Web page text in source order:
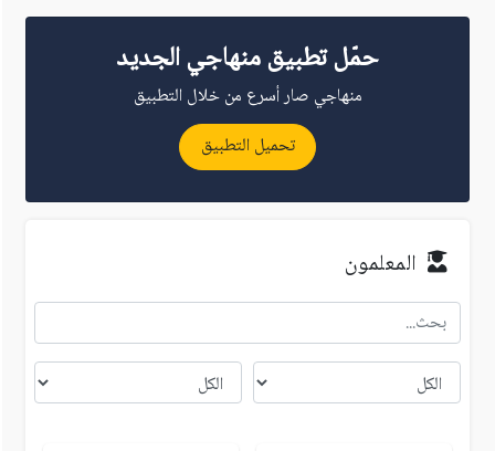
حمّل تطبيق منهاجي الجديد
منهاجي صار أسرع من خلال التطبيق
تحميل التطبيق
المعلمون